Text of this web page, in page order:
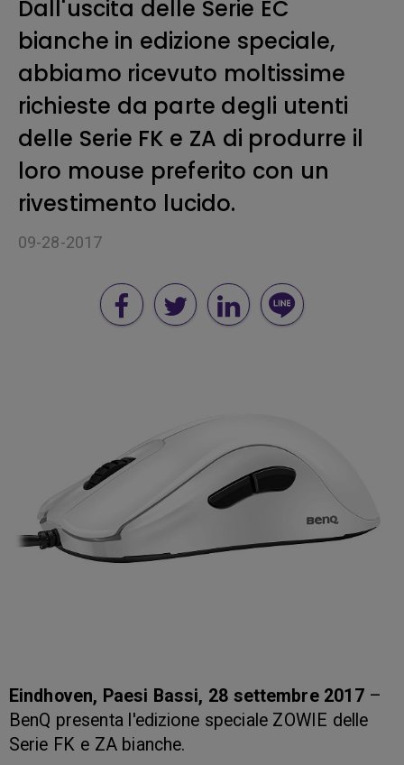
Dall'uscita delle Serie EC
bianche in edizione speciale,
abbiamo ricevuto moltissime
richieste da parte degli utenti
delle Serie FK e ZA di produrre il
loro mouse preferito con un
rivestimento lucido.
09-28-2017
Eindhoven, Paesi Bassi, 28 settembre 2017–
BenQ presenta l'edizione speciale ZOWIE delle
Serie FK e ZA bianche.